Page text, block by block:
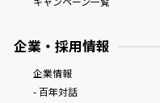
企業・採用情報
企業情報
- 百年対話